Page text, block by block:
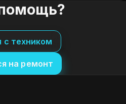
с техником
на ремонт